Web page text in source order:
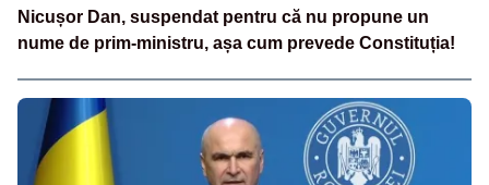
Nicușor Dan, suspendat pentru că nu propune un
nume de prim-ministru, așa cum prevede Constituția!